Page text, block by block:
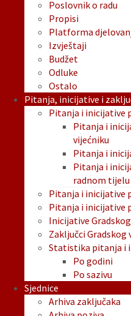
Poslovnik o radu
Propisi
Platforma
Izvještaji
Budžet
Odluke
Ostalo
Pitanja, inicijative i
Pitanja i inicijative
Pitanja i
vijećniku
Pitanja i
Pitanja i
radnom tijelu
Pitanja i inicijative
Pitanja i inicijative
Inicijative
Zaključci Gradskog
Statistika pitanja i
Po godini
Po sazivu
Sjednice
Arhiva zaključaka